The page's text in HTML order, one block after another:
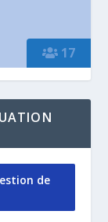
17
de